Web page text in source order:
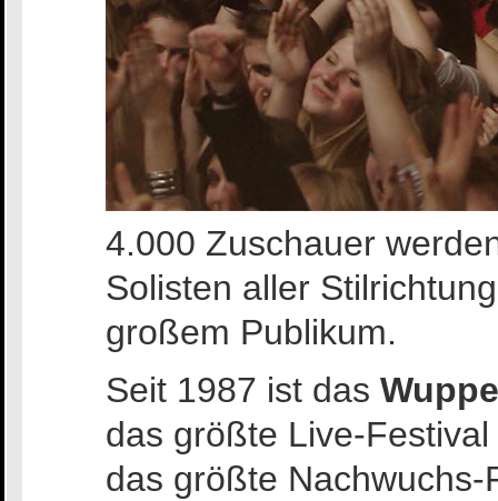
4.000 Zuschauer
Solisten aller
großem Publikum.
Seit 1987 ist das
das größte Live-
das größte